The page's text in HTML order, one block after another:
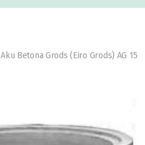
Aku Betona Grods (Eiro Grods) AG 15